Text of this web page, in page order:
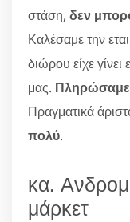
στάση, δεν
Καλέσαμε την
διώρου είχε
μας. Πληρώσαμε
Πραγματικά
πολύ.
κα.
μάρκετ